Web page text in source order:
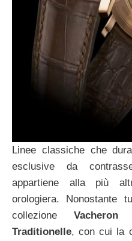
Linee classiche che
esclusive da
appartiene alla più
orologiera. Nonostante
collezioneVacheron
Traditionelle, con cui la